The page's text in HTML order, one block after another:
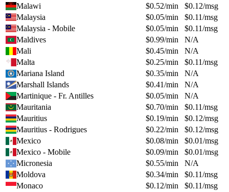
Malawi
$0.52/min $0.12/msg
Malaysia
$0.05/min $0.11/msg
Malaysia - Mobile
$0.05/min $0.11/msg
Maldives
$0.99/min
N/A
Mali
$0.45/min
N/A
Malta
$0.25/min $0.11/msg
Mariana Island
$0.35/min
N/A
Marshall Islands
$0.41/min
N/A
Martinique - Fr. Antilles
$0.05/min
N/A
Mauritania
$0.70/min $0.11/msg
Mauritius
$0.19/min $0.12/msg
Mauritius - Rodrigues
$0.22/min $0.12/msg
Mexico
$0.08/min $0.01/msg
Mexico - Mobile
$0.09/min $0.01/msg
Micronesia
$0.55/min
N/A
Moldova
$0.34/min $0.11/msg
Monaco
$0.12/min $0.11/msg